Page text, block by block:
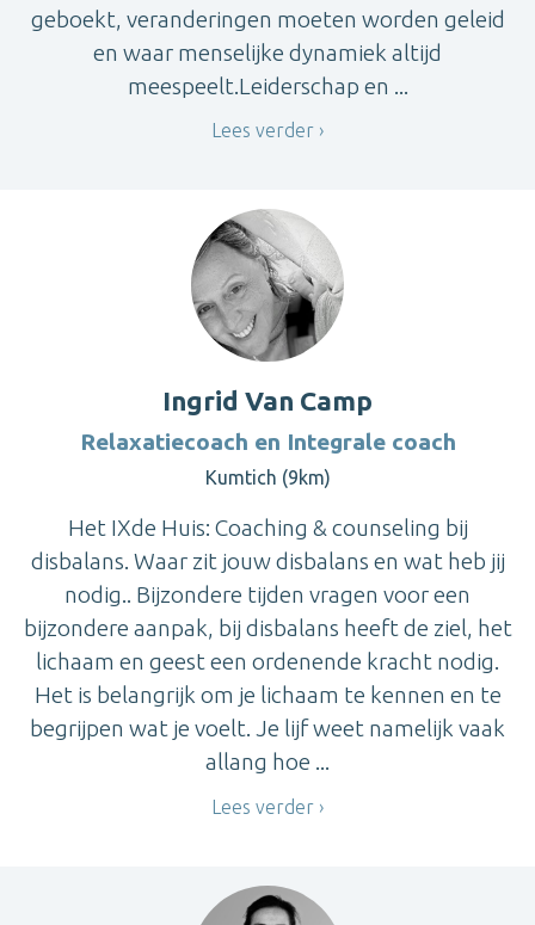
geboekt, veranderingen moeten worden geleid
en waar menselijke dynamiek altijd
meespeelt.Leiderschap en ...
Lees verder
Ingrid Van Camp
Relaxatiecoach en Integrale coach
Kumtich (9km)
Het IXde Huis: Coaching & counseling bij
disbalans. Waar zit jouw disbalans en wat heb jij
nodig.. Bijzondere tijden vragen voor een
bijzondere aanpak, bij disbalans heeft de ziel, het
lichaam en geest een ordenende kracht nodig.
Het is belangrijk om je lichaam te kennen en te
begrijpen wat je voelt. Je lijf weet namelijk vaak
allang hoe ...
Lees verder